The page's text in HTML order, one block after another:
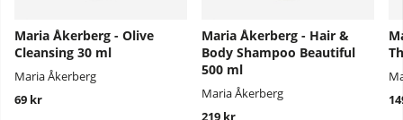
Maria Åkerberg - Olive
Cleansing 30 ml
Maria Åkerberg
69 kr
Maria Åkerberg - Hair &
Body Shampoo Beautiful
500 ml
Maria Åkerberg
219 kr